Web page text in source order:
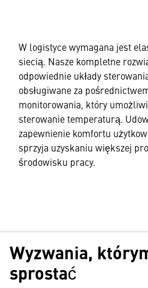
W logistyce wymagana jest
siecią. Nasze kompletne
odpowiednie układy
obsługiwane za
monitorowania, który
sterowanie temperaturą.
zapewnienie komfortu
sprzyja uzyskaniu większej
środowisku pracy.
Wyzwania,
sprostać